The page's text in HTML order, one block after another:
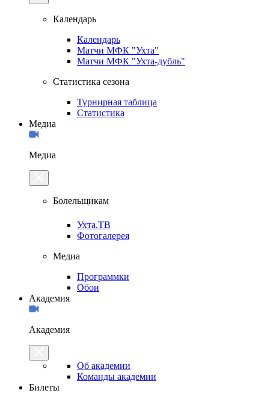
Календарь
Календарь
Матчи МФК "Ухта"
Матчи МФК "Ухта-дубль"
Статистика сезона
Турнирная таблица
Статистика
Медиа
Медиа
Болельщикам
Ухта.ТВ
Фотогалерея
Медиа
Программки
Обои
Академия
Академия
Об академии
Команды академии
Билеты